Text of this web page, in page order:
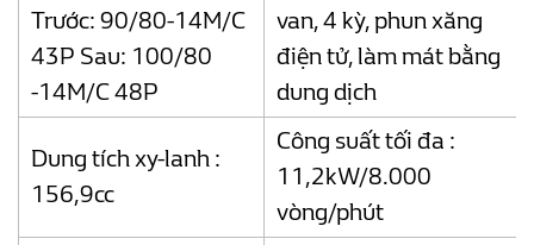
Trước: 90/80-14M/C
43P Sau: 100/80
-14M/C 48P
van, 4 kỳ, phun xăng
điện tử, làm mát bằng
dung dịch
Dung tích xy-lanh :
156,9cc
Công suất tối đa :
11,2kW/8.000
vòng/phút